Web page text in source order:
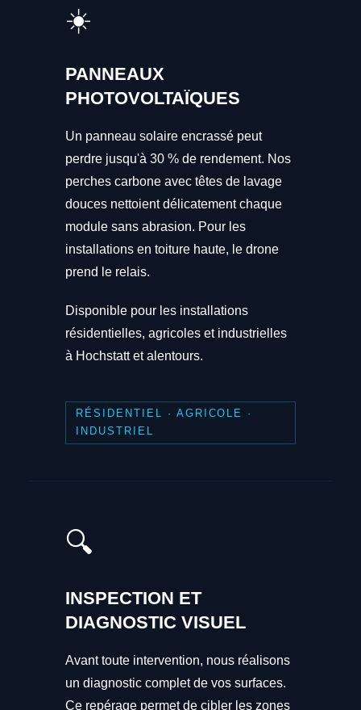
☀️
PANNEAUX
PHOTOVOLTAÏQUES
Un panneau solaire encrassé peut
perdre jusqu'à 30 % de rendement. Nos
perches carbone avec têtes de lavage
douces nettoient délicatement chaque
module sans abrasion. Pour les
installations en toiture haute, le drone
prend le relais.
Disponible pour les installations
résidentielles, agricoles et industrielles
à Hochstatt et alentours.
RÉSIDENTIEL · AGRICOLE ·
INDUSTRIEL
🔍
INSPECTION ET
DIAGNOSTIC VISUEL
Avant toute intervention, nous réalisons
un diagnostic complet de vos surfaces.
Ce repérage permet de cibler les zones